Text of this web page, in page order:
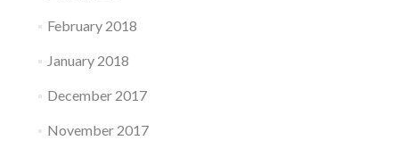
February 2018
January 2018
December 2017
November 2017